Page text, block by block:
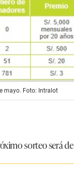
mayo. Foto: Intralot
sorteo será de